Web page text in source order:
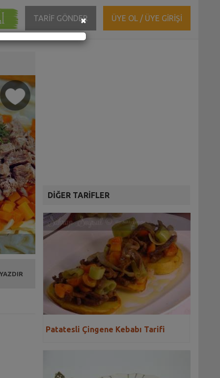
TARİF GÖNDER ÜYE OL / ÜYE GİRİŞİ
DİĞER TARİFLER
Patatesli Çingene Kebabı Tarifi
×Close